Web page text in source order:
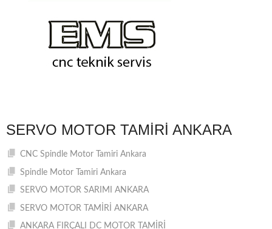
SERVO MOTOR TAMIRI ANKARA
CNC Spindle Motor Tamiri Ankara
Spindle Motor Tamiri Ankara
SERVO MOTOR SARIMI ANKARA
SERVO MOTOR TAMİRİ ANKARA
ANKARA FIRÇALI DC MOTOR TAMİRİ